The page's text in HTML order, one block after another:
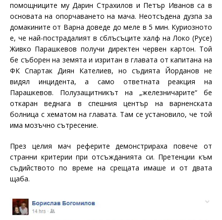
помощниците муДарин Страхилов и Петър Ивановса в
основата на опорчаването на мача. Неотсъдена дузпа за
домакините от Варна доведе до меле в 5 мин. Куриозното
е, че най-пострадалият в сблъсъците халф на Локо (Русе)
Живко Парашкевов получи директен червен картон. Той
бе съборен на земята и изритан в главата от капитана на
ФК Спартак Диян Кателиев, но съдията Йорданов не
видял инцидента, а само ответната реакция на
Парашкевов. Полузащитникът на „железничарите“ бе
откаран веднага в спешния център на варненската
болница с хематом на главата. Там се установило, че той
има мозъчно сътресение.
През целия мач реферите демонстрираха повече от
странни критерии при отсъжданията си. Претенции към
съдийството по време на срещата имаше и от двата
щаба.